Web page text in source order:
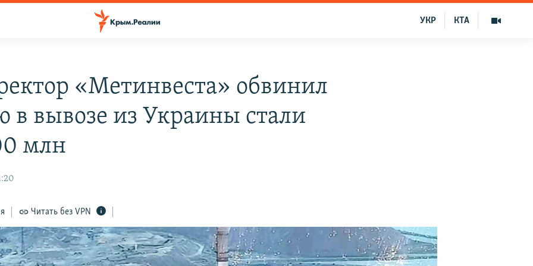
КТА
УКР
«Метинвеста» обвинил
в вывозе из Украины стали
млн
Читать без VPN